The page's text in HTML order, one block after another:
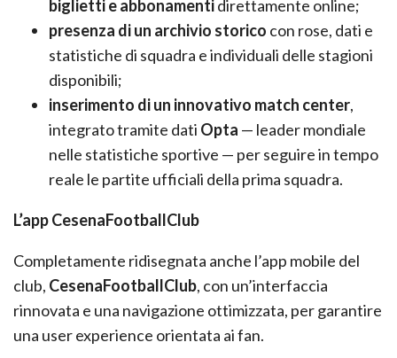
biglietti e abbonamentidirettamente online;
presenza di un archivio storico con rose, dati e
statistiche di squadra e individuali delle stagioni
disponibili;
inserimento di un innovativo match center,
integrato tramite dati Opta — leader mondiale
nelle statistiche sportive — per seguire in tempo
reale le partite ufficiali della prima squadra.
L’app CesenaFootballClub
Completamente ridisegnata anche l’app mobile del
club, CesenaFootballClub, con un’interfaccia
rinnovata e una navigazione ottimizzata, per garantire
una user experience orientata ai fan.